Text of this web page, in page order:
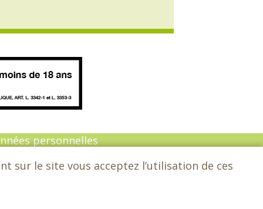
personnelles
: Sarl Dynapse
sur le site vous acceptez l’utilisation de ces